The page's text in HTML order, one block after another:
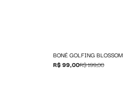
BONÉ GOLFING BLOSSOM
R$ 99,00R$ 199,00